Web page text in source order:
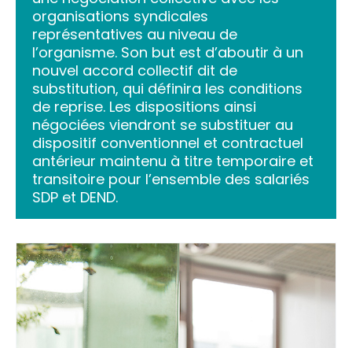
organisations syndicales
représentatives au niveau de
l’organisme. Son but est d’aboutir à un
nouvel accord collectif dit de
substitution, qui définira les conditions
de reprise. Les dispositions ainsi
négociées viendront se substituer au
dispositif conventionnel et contractuel
antérieur maintenu à titre temporaire et
transitoire pour l’ensemble des salariés
SDP et DEND.